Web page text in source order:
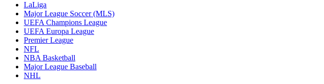
LaLiga
Major League Soccer (MLS)
UEFA Champions League
UEFA Europa League
Premier League
NFL
NBA Basketball
Major League Baseball
NHL